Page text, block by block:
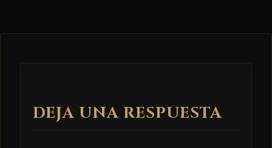
DEJA UNA RESPUESTA